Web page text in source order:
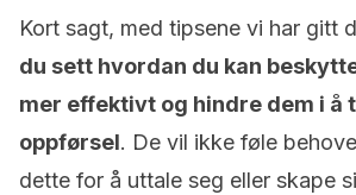
Kort sagt, med tipsene vi har gitt
du sett hvordan du kan
mer effektivt og hindre dem i å
oppførsel. De vil ikke føle
dette for å uttale seg eller skape